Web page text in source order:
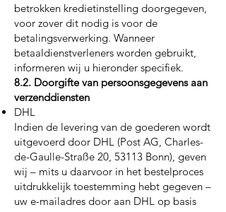
betrokken kredietinstelling doorgegeven,
voor zover dit nodig is voor de
betalingsverwerking. Wanneer
betaaldienstverleners worden gebruikt,
informeren wij u hieronder specifiek.
8.2. Doorgifte van persoonsgegevens aan
verzenddiensten
DHL
Indien de levering van de goederen wordt
uitgevoerd door DHL (Post AG, Charles-
de-Gaulle-Straße 20, 53113 Bonn), geven
wij – mits u daarvoor in het bestelproces
uitdrukkelijk toestemming hebt gegeven –
uw e-mailadres door aan DHL op basis